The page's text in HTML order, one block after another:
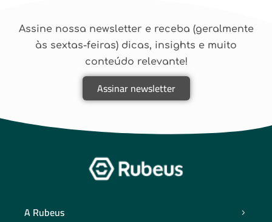
Assine nossa newsletter e receba (geralmente
às sextas-feiras) dicas, insights e muito
conteúdo relevante!
Assinar newsletter
A Rubeus